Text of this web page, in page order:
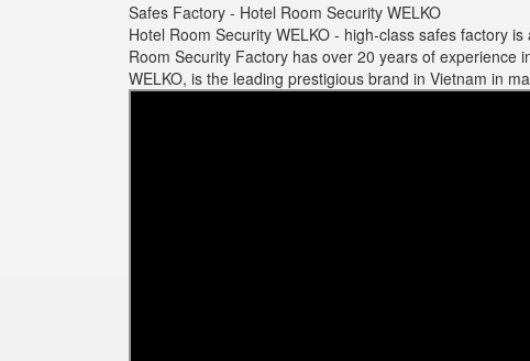
Safes Factory - Hotel Room Security WELKO
Hotel Room Security WELKO - high-class safes factory
Room Security Factory has over 20 years of
WELKO, is the leading prestigious brand in Vietnam in